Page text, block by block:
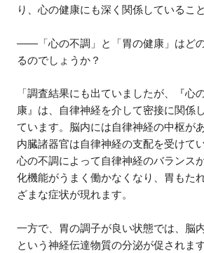
り、心の健康にも深く関係しているこ
――「心の不調」と「胃の健康」はど
るのでしょうか？
「調査結果にも出ていましたが、『心
康』は、自律神経を介して密接に関係
ています。脳内には自律神経の中枢が
内臓諸器官は自律神経の支配を受けて
心の不調によって自律神経のバランス
化機能がうまく働かなくなり、胃もた
ざまな症状が現れます。
一方で、胃の調子が良い状態では、脳
という神経伝達物質の分泌が促されま